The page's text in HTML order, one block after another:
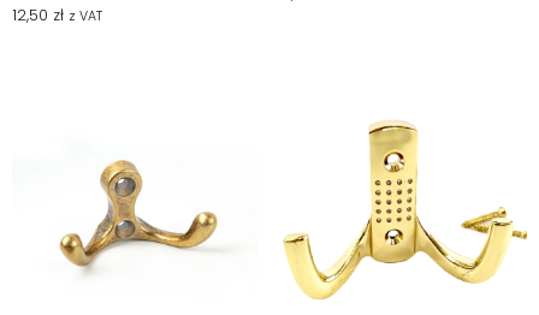
12,50 zł z VAT